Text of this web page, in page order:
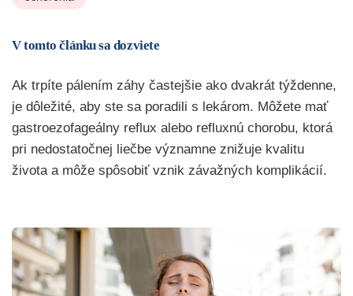
V tomto článku sa dozviete
Ak trpíte pálením záhy častejšie ako dvakrát týždenne,
je dôležité, aby ste sa poradili s lekárom. Môžete mať
gastroezofageálny reflux alebo refluxnú chorobu, ktorá
pri nedostatočnej liečbe významne znižuje kvalitu
života a môže spôsobiť vznik závažných komplikácií.